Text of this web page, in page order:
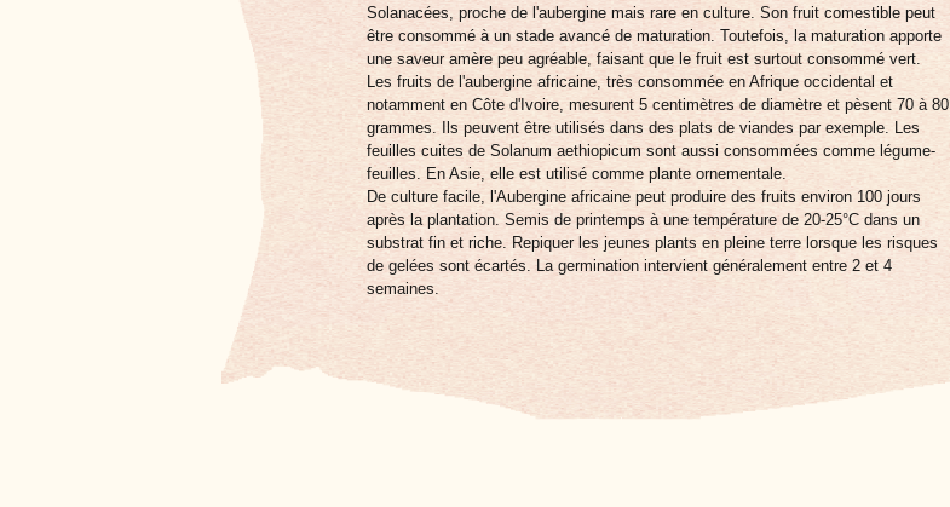
Solanacées, proche de l'aubergine mais rare en culture. Son fruit comestible peut
être consommé à un stade avancé de maturation. Toutefois, la maturation apporte
une saveur amère peu agréable, faisant que le fruit est surtout consommé vert.
Les fruits de l'aubergine africaine, très consommée en Afrique occidental et
notamment en Côte d'Ivoire, mesurent 5 centimètres de diamètre et pèsent 70 à 80
grammes. Ils peuvent être utilisés dans des plats de viandes par exemple. Les
feuilles cuites de Solanum aethiopicum sont aussi consommées comme légume-
feuilles. En Asie, elle est utilisé comme plante ornementale.
De culture facile, l'Aubergine africaine peut produire des fruits environ 100 jours
après la plantation. Semis de printemps à une température de 20-25°C dans un
substrat fin et riche. Repiquer les jeunes plants en pleine terre lorsque les risques
de gelées sont écartés. La germination intervient généralement entre 2 et 4
semaines.